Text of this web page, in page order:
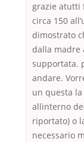
grazie atutti
circa 150
dimostrato
dalla madre
supportata.
andare.
un questa
allinterno
riportato) o
necessario